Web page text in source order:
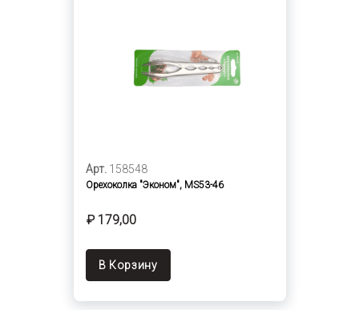
Арт. 158548
Орехоколка "Эконом", MS53-46
₽ 179,00
В Корзину